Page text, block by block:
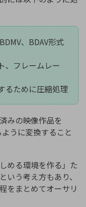
、BDAV形式
、フレームレー
るために圧縮処理
みの映像作品を
うに変換すること
める環境を作る」た
う考え方もあり、
をまとめてオーサリ